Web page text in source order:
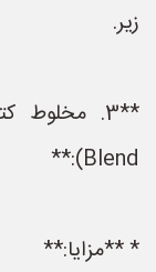
زیر.
Blend):**
* **مزایا:**